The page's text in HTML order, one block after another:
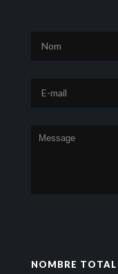
NOMBRE TOTAL